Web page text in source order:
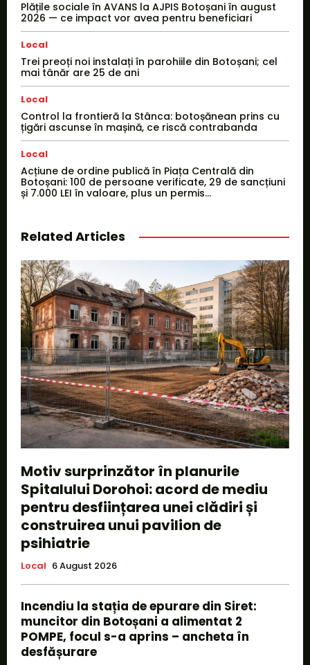
Plățile sociale în AVANS la AJPIS Botoșani în august
2026 — ce impact vor avea pentru beneficiari
Local
Trei preoți noi instalați în parohiile din Botoșani; cel
mai tânăr are 25 de ani
Local
Control la frontieră la Stânca: botoșănean prins cu
țigări ascunse în mașină, ce riscă contrabanda
Local
Acțiune de ordine publică în Piața Centrală din
Botoșani: 100 de persoane verificate, 29 de sancțiuni
și 7.000 LEI în valoare, plus un permis...
Related Articles
Motiv surprinzător în planurile
Spitalului Dorohoi: acord de mediu
pentru desființarea unei clădiri și
construirea unui pavilion de
psihiatrie
Local 6 August 2026
Incendiu la stația de epurare din Siret:
muncitor din Botoșani a alimentat 2
POMPE, focul s-a aprins – ancheta în
desfășurare